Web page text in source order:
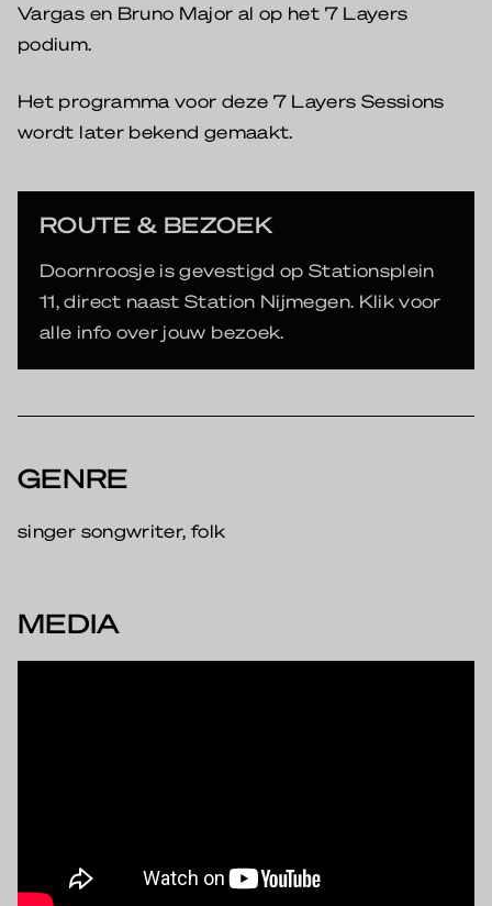
Vargas en Bruno Major al op het 7 Layers
podium.
Het programma voor deze 7 Layers Sessions
wordt later bekend gemaakt.
ROUTE & BEZOEK
Doornroosje is gevestigd op Stationsplein
11, direct naast Station Nijmegen. Klik voor
alle info over jouw bezoek.
GENRE
singer songwriter, folk
MEDIA